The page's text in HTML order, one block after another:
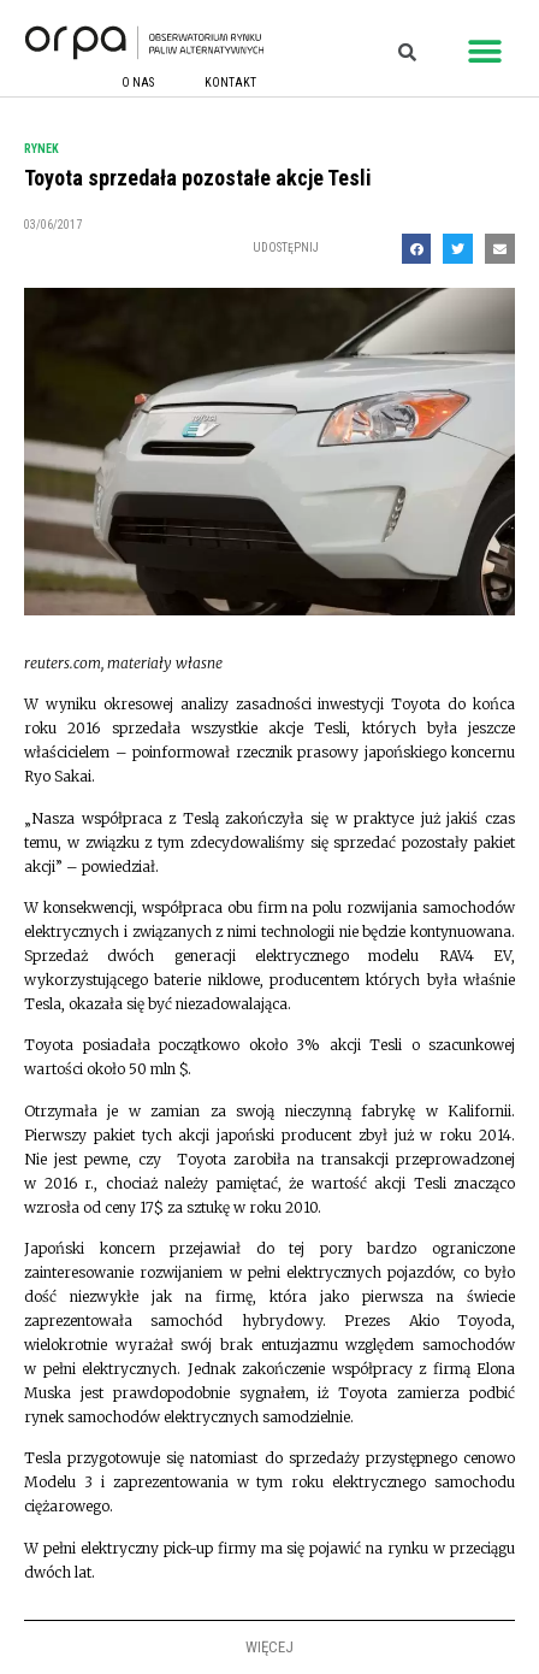
O NAS KONTAKT
RYNEK
Toyota sprzedała pozostałe akcje Tesli
03/06/2017
UDOSTĘPNIJ
reuters.com, materiały własne
W wyniku okresowej analizy zasadności inwestycji Toyota do końca
roku 2016 sprzedała wszystkie akcje Tesli, których była jeszcze
właścicielem – poinformował rzecznik prasowy japońskiego koncernu
Ryo Sakai.
„Nasza współpraca z Teslą zakończyła się w praktyce już jakiś czas
temu, w związku z tym zdecydowaliśmy się sprzedać pozostały pakiet
akcji” – powiedział.
W konsekwencji, współpraca obu firm na polu rozwijania samochodów
elektrycznych i związanych z nimi technologii nie będzie kontynuowana.
Sprzedaż dwóch generacji elektrycznego modelu RAV4 EV,
wykorzystującego baterie niklowe, producentem których była właśnie
Tesla, okazała się być niezadowalająca.
Toyota posiadała początkowo około 3% akcji Tesli o szacunkowej
wartości około 50 mln $.
Otrzymała je w zamian za swoją nieczynną fabrykę w Kalifornii.
Pierwszy pakiet tych akcji japoński producent zbył już w roku 2014.
Nie jest pewne, czy Toyota zarobiła na transakcji przeprowadzonej
w 2016 r., chociaż należy pamiętać, że wartość akcji Tesli znacząco
wzrosła od ceny 17$ za sztukę w roku 2010.
Japoński koncern przejawiał do tej pory bardzo ograniczone
zainteresowanie rozwijaniem w pełni elektrycznych pojazdów, co było
dość niezwykłe jak na firmę, która jako pierwsza na świecie
zaprezentowała samochód hybrydowy. Prezes Akio Toyoda,
wielokrotnie wyrażał swój brak entuzjazmu względem samochodów
w pełni elektrycznych. Jednak zakończenie współpracy z firmą Elona
Muska jest prawdopodobnie sygnałem, iż Toyota zamierza podbić
rynek samochodów elektrycznych samodzielnie.
Tesla przygotowuje się natomiast do sprzedaży przystępnego cenowo
Modelu 3 i zaprezentowania w tym roku elektrycznego samochodu
ciężarowego.
W pełni elektryczny pick-up firmy ma się pojawić na rynku w przeciągu
dwóch lat.
WIĘCEJ